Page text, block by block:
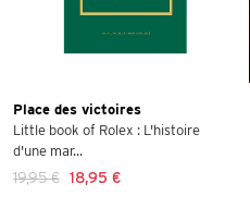
Place des victoires
Little book of Rolex : L'histoire
d'une mar...
19,95 € 18,95 €